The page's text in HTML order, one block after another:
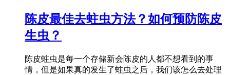
陈皮最佳去蛀虫方法？如何预防陈皮
生虫？
陈皮蛀虫是每一个存储新会陈皮的人都不想看到的事
情，但是如果真的发生了蛀虫之后，我们该怎么去处理